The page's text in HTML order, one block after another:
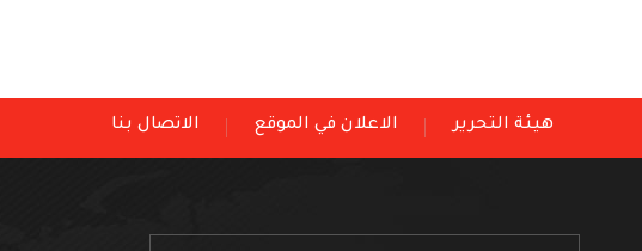
هيئة التحرير الاعلان في الموقع الاتصال بنا